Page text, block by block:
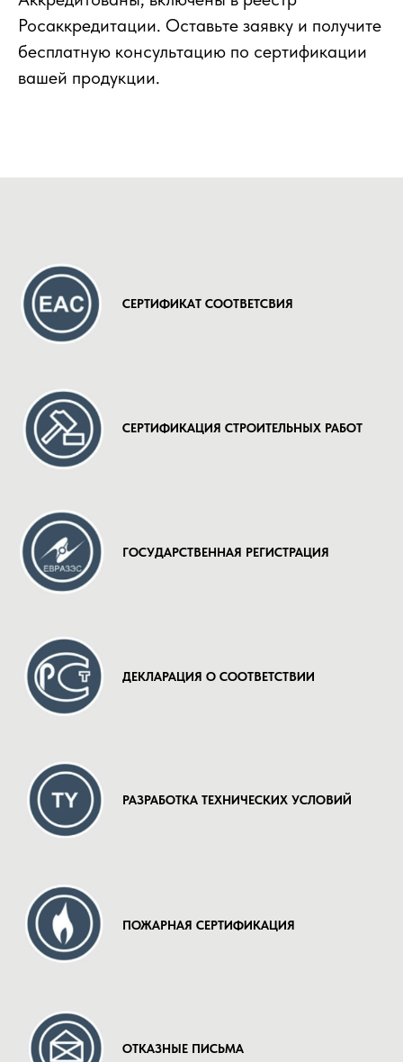
Росаккредитации. Оставьте заявку и получите
бесплатную консультацию по сертификации
вашей продукции.
CЕРТИФИКАТ СООТВЕТСВИЯ
СЕРТИФИКАЦИЯ СТРОИТЕЛЬНЫХ РАБОТ
ГОСУДАРСТВЕННАЯ РЕГИСТРАЦИЯ
ДЕКЛАРАЦИЯ О СООТВЕТСТВИИ
РАЗРАБОТКА ТЕХНИЧЕСКИХ УСЛОВИЙ
ПОЖАРНАЯ СЕРТИФИКАЦИЯ
ОТКАЗНЫЕ ПИСЬМА